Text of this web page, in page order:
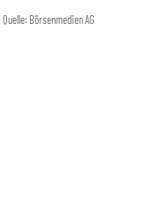
Quelle: Börsenmedien AG